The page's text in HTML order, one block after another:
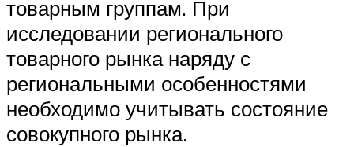
товарным группам. При
исследовании регионального
товарного рынка наряду с
региональными особенностями
необходимо учитывать состояние
совокупного рынка.